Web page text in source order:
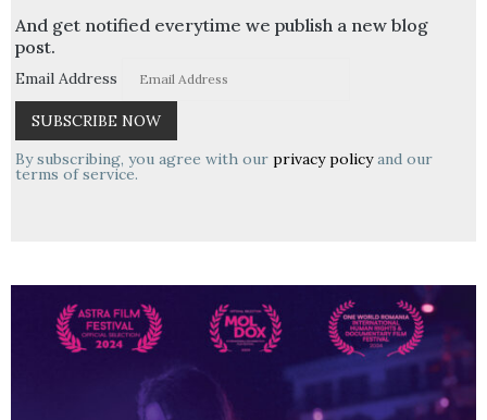
And get notified everytime we publish a new blog
post.
Email Address
By subscribing, you agree with our privacy policyand our
terms of service.